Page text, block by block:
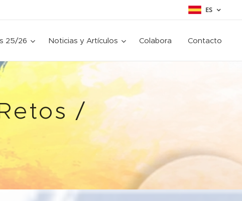
ES
25/26 Noticias y Artículos Colabora Contacto
/